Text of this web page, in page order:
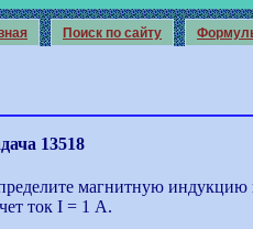
Поиск по сайту
13518
магнитную индукцию
ток I = 1 А.